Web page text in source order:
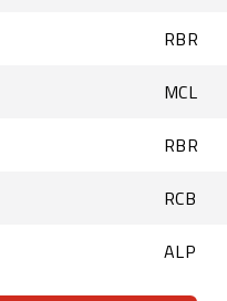
RBR
MCL
RBR
RCB
ALP